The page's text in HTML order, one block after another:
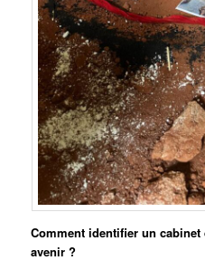
Comment identifier un
avenir ?